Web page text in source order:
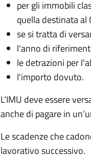
per gli immobili
quella destinata al
se si tratta di
l'anno di
le detrazioni per
l'importo dovuto.
L’IMU deve essere
anche di pagare in
Le scadenze che
lavorativo successivo.